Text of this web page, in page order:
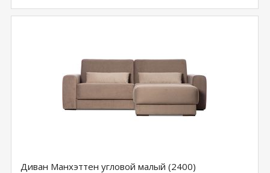
Диван Манхэттен угловой малый (2400)